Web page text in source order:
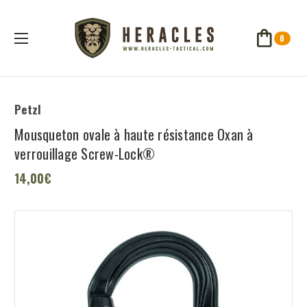
0
Petzl
Mousqueton ovale à haute résistance Oxan à
verrouillage Screw-Lock®
14,00€